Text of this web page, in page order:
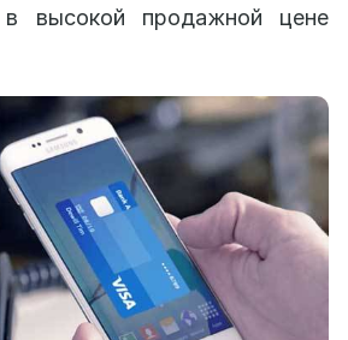
высокой продажной цене